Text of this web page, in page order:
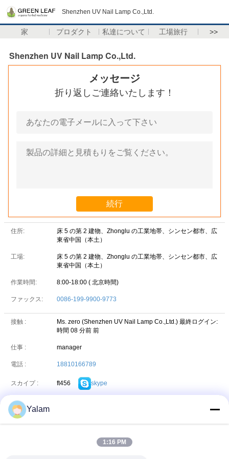
Shenzhen UV Nail Lamp Co.,Ltd.
家 プロダクト 私達について 工場旅行 >>
Shenzhen UV Nail Lamp Co.,Ltd.
メッセージ
折り返しご連絡いたします！
住所:
床 5 の第 2 建物、Zhonglu の工業地帯、シンセン都市、広
東省中国（本土）
工場:
床 5 の第 2 建物、Zhonglu の工業地帯、シンセン都市、広
東省中国（本土）
作業時間: 8:00-18:00 ( 北京時間)
ファックス: 0086-199-9900-9773
接触 : Ms. zero (Shenzhen UV Nail Lamp Co.,Ltd.) 最終ログイン:
時間 08 分前 前
仕事 : manager
電話 : 18810166789
スカイプ : ft456 skype
WeChat :
ヤフー : test
Yalam
1:16 PM